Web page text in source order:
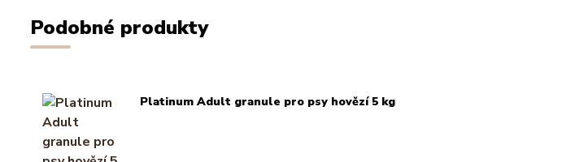
Podobné produkty
Platinum Adult granule pro psy hovězí 5 kg